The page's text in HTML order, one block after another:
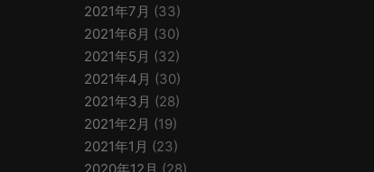
2021年7月 (33)
2021年6月 (30)
2021年5月 (32)
2021年4月 (30)
2021年3月 (28)
2021年2月 (19)
2021年1月 (23)